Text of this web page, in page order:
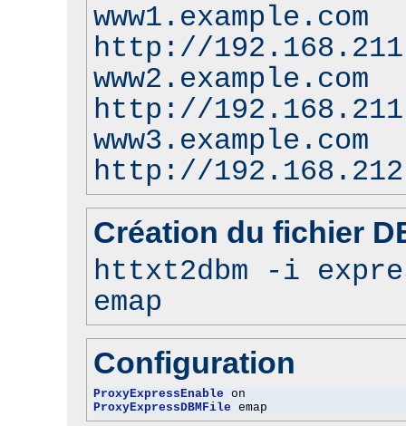
www1.example.com
http://
www2.example.com
http://
www3.example.com
http://
Création du fichier
httxt2dbm -i
emap
Configuration
ProxyExpressEnable
ProxyExpressDBMFile emap